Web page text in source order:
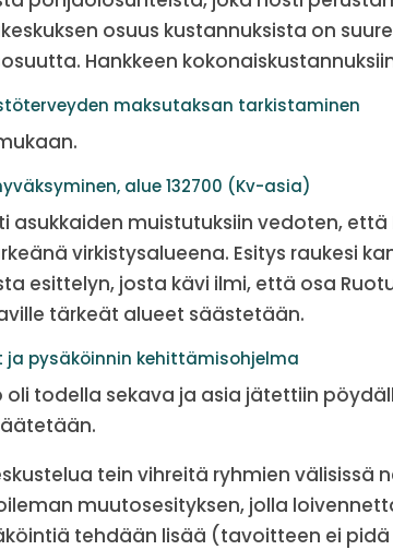
osuus kustannuksista on
Hankkeen
maksutaksan tarkistaminen
alue 132700 (Kv-asia)
asukkaiden muistutuksiin vedoten,
virkistysalueena. Esitys raukesi
esittelyn, josta kävi ilmi, että osa
tärkeät alueet säästetään.
ja pysäköinnin kehittämisohjelma
todella sekava ja asia jätettiin
tein vihreitä ryhmien välisissä
muutosesityksen, jolla
tehdään lisää (tavoitteen ei